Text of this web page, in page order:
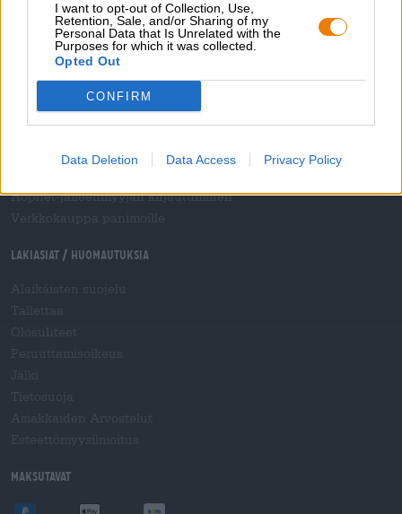
I want to opt-out of Collection, Use,
Retention, Sale, and/or Sharing of my
Personal Data that Is Unrelated with the
Purposes for which it was collected.
Opted Out
CONFIRM
Data Deletion Data Access Privacy Policy
Usein kysytyt kysymykset
Bierothek - Partner
Yritysasiakkaat
Äänioikeus
B2B ja B2F
Hopnet-jälleenmyyjän kirjautuminen
Lakiasiat / Huomautuksia
Maksutavat